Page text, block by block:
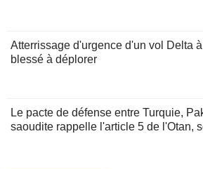
Atterrissage d'urgence d'un vol Delta
blessé à déplorer
Le pacte de défense entre Turquie,
saoudite rappelle l'article 5 de l'Otan,